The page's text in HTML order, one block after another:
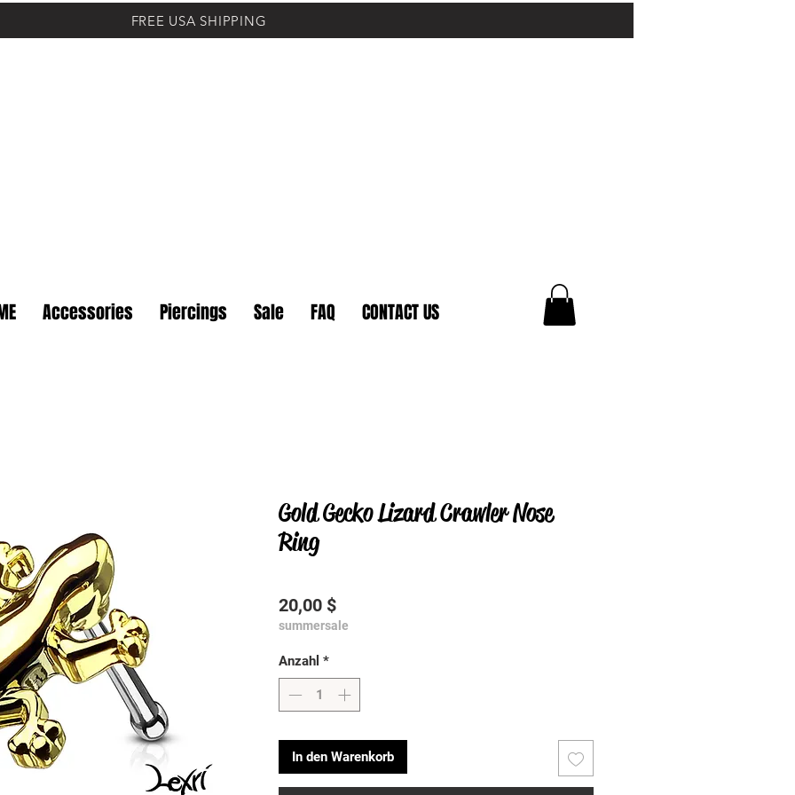
FREE USA SHIPPING
Accessories Piercings Sale FAQ CONTACT US
Gold Gecko Lizard Crawler Nose
Ring
20,00 $Preis
summersale
Anzahl *
In den Warenkorb